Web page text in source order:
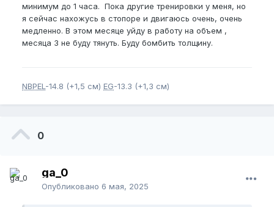
минимум до 1 часа. Пока другие тренировки у меня, но
я сейчас нахожусь в стопоре и двигаюсь очень, очень
медленно. В этом месяце уйду в работу на объем ,
месяца 3 не буду тянуть. Буду бомбить толщину.
NBPEL -14.8 (+1,5 см) EG-13.3 (+1,3 см)
0
ga_0
Опубликовано 6 мая, 2025